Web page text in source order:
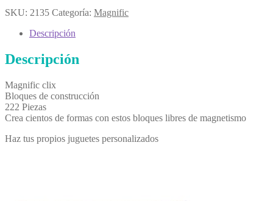
SKU: 2135 Categoría: Magnific
Descripción
Descripción
Magnific clix
Bloques de construcción
222 Piezas
Crea cientos de formas con estos bloques libres de magnetismo
Haz tus propios juguetes personalizados